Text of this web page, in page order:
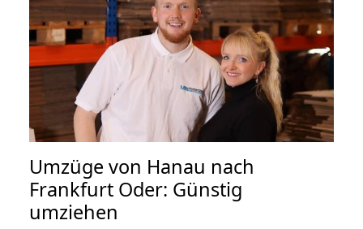
Umzüge von Hanau nach
Frankfurt Oder: Günstig
umziehen